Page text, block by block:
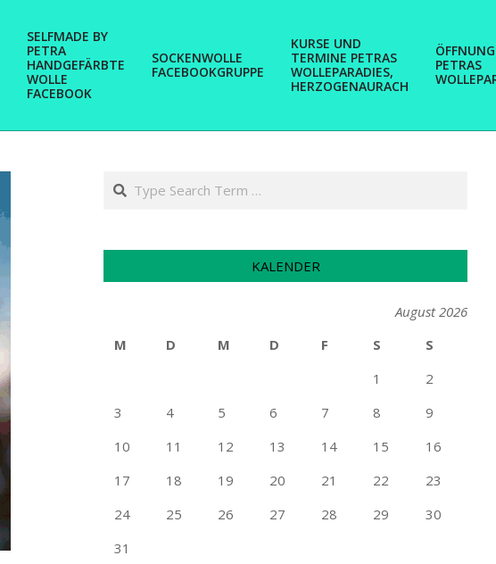
SELFMADE BY
PETRA
HANDGEFÄRBTE
WOLLE
FACEBOOK
SOCKENWOLLE
FACEBOOKGRUPPE
KURSE UND
TERMINE PETRAS
WOLLEPARADIES,
HERZOGENAURACH
PETRAS
Search
KALENDER
August 2026
M
D M D F S
S
1
2
3
4 5 6 7 8
9
10
11 12 13 14 15
16
17
18 19 20 21 22
23
24
25 26 27 28 29
30
31